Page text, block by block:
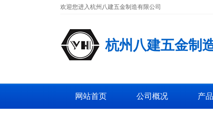
欢迎您进入杭州八建五金制造有限公司
杭州八建五金制
网站首页 公司概况 产